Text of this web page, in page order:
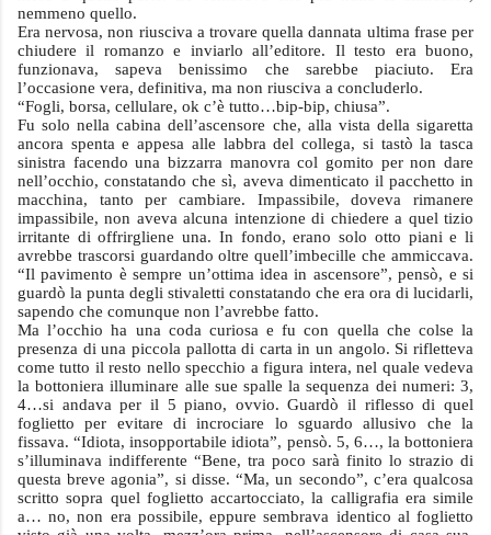
nemmeno quello.
Era nervosa, non riusciva a trovare quella dannata ultima frase per
chiudere il romanzo e inviarlo all’editore. Il testo era buono,
funzionava, sapeva benissimo che sarebbe piaciuto. Era
l’occasione vera, definitiva, ma non riusciva a concluderlo.
“Fogli, borsa, cellulare, ok c’è tutto…bip-bip, chiusa”.
Fu solo nella cabina dell’ascensore che, alla vista della sigaretta
ancora spenta e appesa alle labbra del collega, si tastò la tasca
sinistra facendo una bizzarra manovra col gomito per non dare
nell’occhio, constatando che sì, aveva dimenticato il pacchetto in
macchina, tanto per cambiare. Impassibile, doveva rimanere
impassibile, non aveva alcuna intenzione di chiedere a quel tizio
irritante di offrirgliene una. In fondo, erano solo otto piani e li
avrebbe trascorsi guardando oltre quell’imbecille che ammiccava.
“Il pavimento è sempre un’ottima idea in ascensore”, pensò, e si
guardò la punta degli stivaletti constatando che era ora di lucidarli,
sapendo che comunque non l’avrebbe fatto.
Ma l’occhio ha una coda curiosa e fu con quella che colse la
presenza di una piccola pallotta di carta in un angolo. Si rifletteva
come tutto il resto nello specchio a figura intera, nel quale vedeva
la bottoniera illuminare alle sue spalle la sequenza dei numeri: 3,
4…si andava per il 5 piano, ovvio. Guardò il riflesso di quel
foglietto per evitare di incrociare lo sguardo allusivo che la
fissava. “Idiota, insopportabile idiota”, pensò. 5, 6…, la bottoniera
s’illuminava indifferente “Bene, tra poco sarà finito lo strazio di
questa breve agonia”, si disse. “Ma, un secondo”, c’era qualcosa
scritto sopra quel foglietto accartocciato, la calligrafia era simile
a… no, non era possibile, eppure sembrava identico al foglietto